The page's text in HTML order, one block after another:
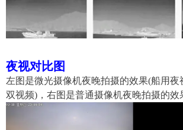
夜视对比图
左图是微光摄像机夜晚拍摄的效果(船用夜
双视频)，右图是普通摄像机夜晚拍摄的效